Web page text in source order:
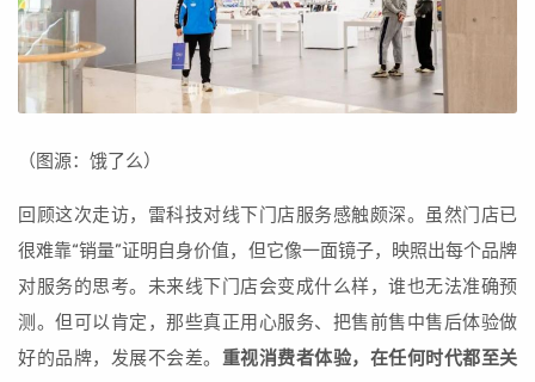
（图源：饿了么）
回顾这次走访，雷科技对线下门店服务感触颇深。虽然门店已
很难靠“销量”证明自身价值，但它像一面镜子，映照出每个品牌
对服务的思考。未来线下门店会变成什么样，谁也无法准确预
测。但可以肯定，那些真正用心服务、把售前售中售后体验做
好的品牌，发展不会差。 重视消费者体验，在任何时代都至关